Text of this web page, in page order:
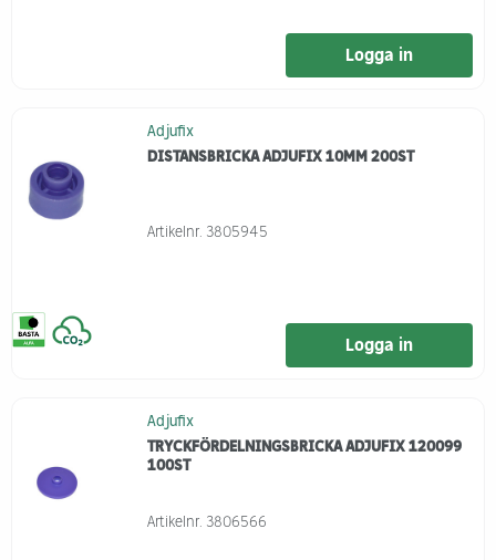
Logga in
Adjufix
DISTANSBRICKA ADJUFIX 10MM 200ST
Artikelnr. 3805945
Logga in
Adjufix
TRYCKFÖRDELNINGSBRICKA ADJUFIX 120099
100ST
Artikelnr. 3806566